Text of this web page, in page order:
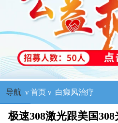
导航 ν 首页ν 白癜风治疗
极速308激光跟美国